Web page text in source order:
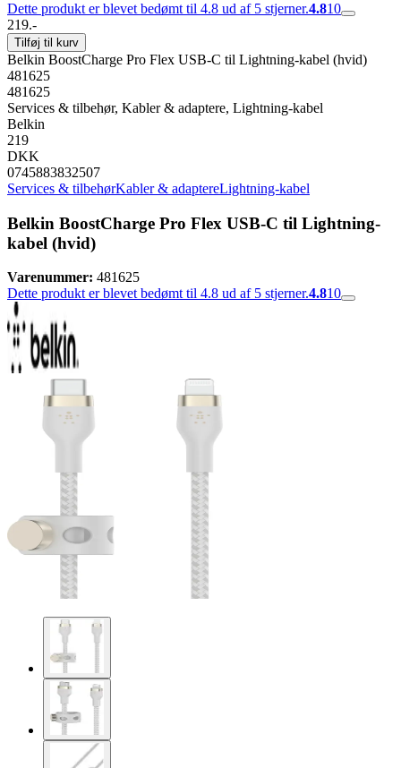
Dette produkt er blevet bedømt til 4.8 ud af 5 stjerner.4.810
219.-
Tilføj til kurv
Belkin BoostCharge Pro Flex USB-C til Lightning-kabel (hvid)
481625
481625
Services & tilbehør, Kabler & adaptere, Lightning-kabel
Belkin
219
DKK
0745883832507
Services & tilbehørKabler & adaptereLightning-kabel
Belkin BoostCharge Pro Flex USB-C til Lightning-
kabel (hvid)
Varenummer: 481625
Dette produkt er blevet bedømt til 4.8 ud af 5 stjerner.4.810